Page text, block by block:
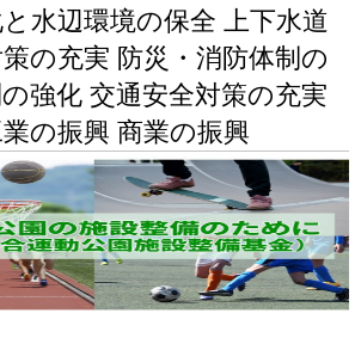
水辺環境の保全 上下水道
の充実 防災・消防体制の
強化 交通安全対策の充実
の振興 商業の振興